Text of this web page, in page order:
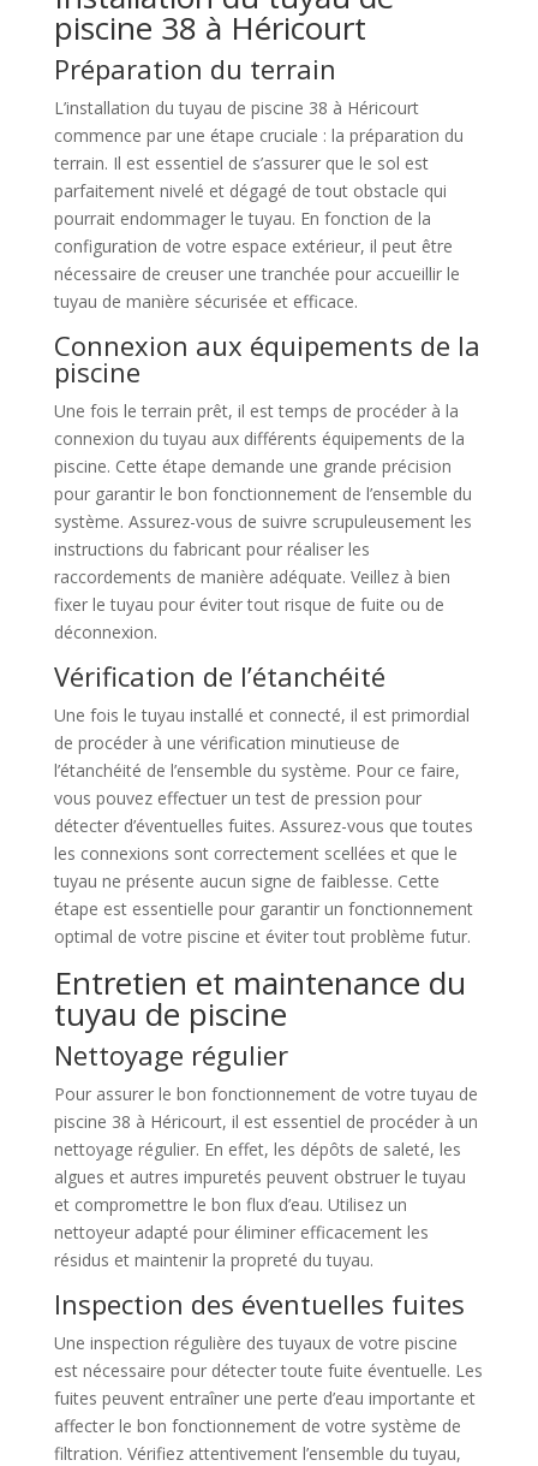
piscine 38 à Héricourt
Préparation du terrain
L’installation du tuyau de piscine 38 à Héricourt
commence par une étape cruciale : la préparation du
terrain. Il est essentiel de s’assurer que le sol est
parfaitement nivelé et dégagé de tout obstacle qui
pourrait endommager le tuyau. En fonction de la
configuration de votre espace extérieur, il peut être
nécessaire de creuser une tranchée pour accueillir le
tuyau de manière sécurisée et efficace.
Connexion aux équipements de la
piscine
Une fois le terrain prêt, il est temps de procéder à la
connexion du tuyau aux différents équipements de la
piscine. Cette étape demande une grande précision
pour garantir le bon fonctionnement de l’ensemble du
système. Assurez-vous de suivre scrupuleusement les
instructions du fabricant pour réaliser les
raccordements de manière adéquate. Veillez à bien
fixer le tuyau pour éviter tout risque de fuite ou de
déconnexion.
Vérification de l’étanchéité
Une fois le tuyau installé et connecté, il est primordial
de procéder à une vérification minutieuse de
l’étanchéité de l’ensemble du système. Pour ce faire,
vous pouvez effectuer un test de pression pour
détecter d’éventuelles fuites. Assurez-vous que toutes
les connexions sont correctement scellées et que le
tuyau ne présente aucun signe de faiblesse. Cette
étape est essentielle pour garantir un fonctionnement
optimal de votre piscine et éviter tout problème futur.
Entretien et maintenance du
tuyau de piscine
Nettoyage régulier
Pour assurer le bon fonctionnement de votre tuyau de
piscine 38 à Héricourt, il est essentiel de procéder à un
nettoyage régulier. En effet, les dépôts de saleté, les
algues et autres impuretés peuvent obstruer le tuyau
et compromettre le bon flux d’eau. Utilisez un
nettoyeur adapté pour éliminer efficacement les
résidus et maintenir la propreté du tuyau.
Inspection des éventuelles fuites
Une inspection régulière des tuyaux de votre piscine
est nécessaire pour détecter toute fuite éventuelle. Les
fuites peuvent entraîner une perte d’eau importante et
affecter le bon fonctionnement de votre système de
filtration. Vérifiez attentivement l’ensemble du tuyau,